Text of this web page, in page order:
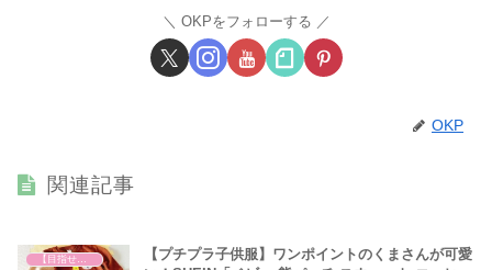
OKPをフォローする
OKP
関連記事
【目指せファッションモンスター】
【プチプラ子供服】ワンポイントのくまさんが可愛